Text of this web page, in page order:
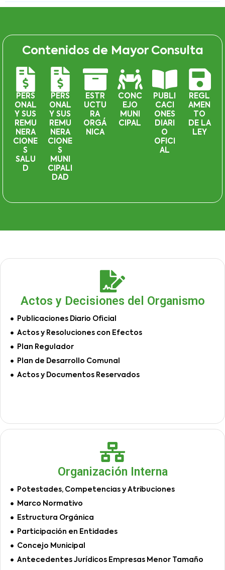
Contenidos de Mayor Consulta
PERS
ONAL
Y SUS
REMU
NERA
CIONE
S
SALU
D
PERS
ONAL
Y SUS
REMU
NERA
CIONE
S
MUNI
CIPALI
DAD
ESTR
UCTU
RA
ORGÁ
NICA
CONC
EJO
MUNI
CIPAL
PUBLI
CACI
ONES
DIARI
O
OFICI
AL
REGL
AMEN
TO
DE LA
LEY
Actos y Decisiones del Organismo
Publicaciones Diario Oficial
Actos y Resoluciones con Efectos
Plan Regulador
Plan de Desarrollo Comunal
Actos y Documentos Reservados
Organización Interna
Potestades, Competencias y Atribuciones
Marco Normativo
Estructura Orgánica
Participación en Entidades
Concejo Municipal
Antecedentes Jurídicos Empresas Menor Tamaño